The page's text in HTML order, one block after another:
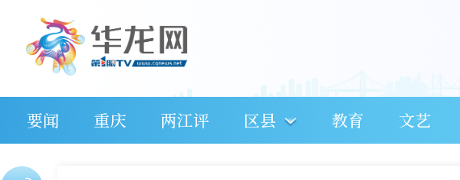
要闻 重庆 两江评 区县 教育 文艺